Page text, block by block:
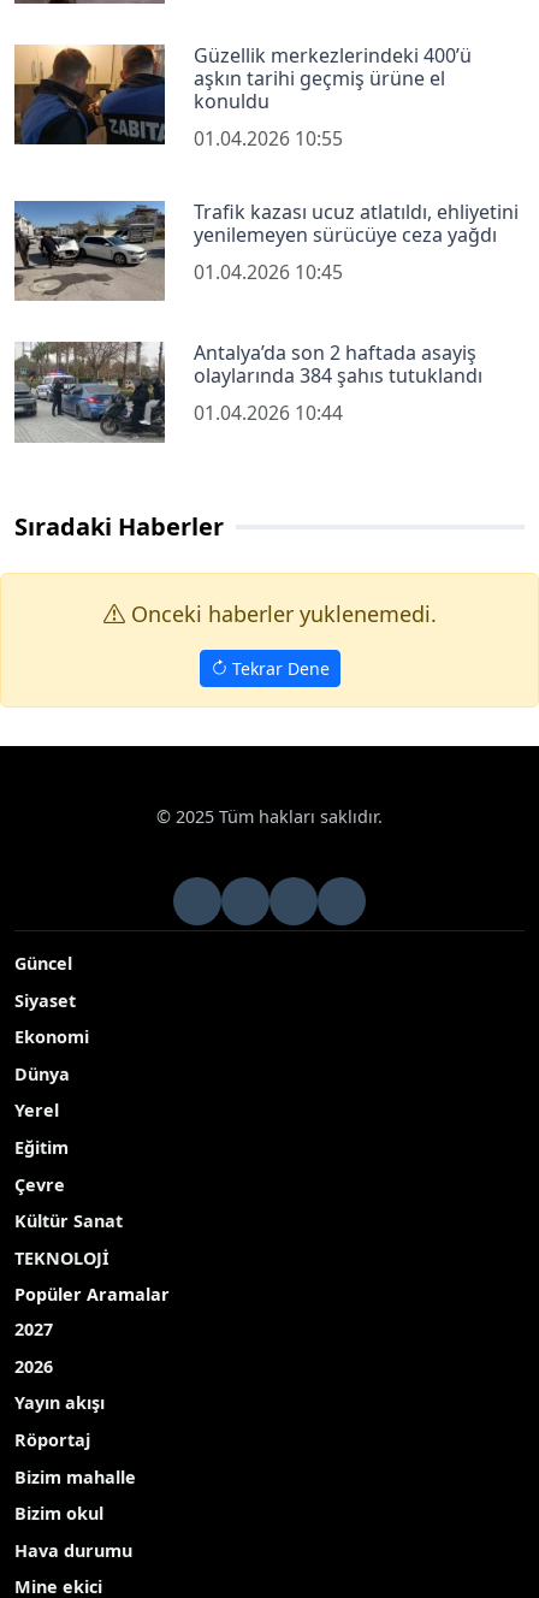
Güzellik merkezlerindeki 400’ü
aşkın tarihi geçmiş ürüne el
konuldu
01.04.2026 10:55
Trafik kazası ucuz atlatıldı, ehliyetini
yenilemeyen sürücüye ceza yağdı
01.04.2026 10:45
Antalya’da son 2 haftada asayiş
olaylarında 384 şahıs tutuklandı
01.04.2026 10:44
Sıradaki Haberler
Onceki haberler yuklenemedi.
Tekrar Dene
© 2025 Tüm hakları saklıdır.
Güncel
Siyaset
Ekonomi
Dünya
Yerel
Eğitim
Çevre
Kültür Sanat
TEKNOLOJİ
Popüler Aramalar
2027
2026
Yayın akışı
Röportaj
Bizim mahalle
Bizim okul
Hava durumu
Mine ekici